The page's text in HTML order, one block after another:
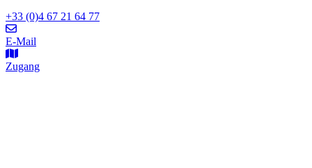
+33 (0)4 67 21 64 77
E-Mail
Zugang